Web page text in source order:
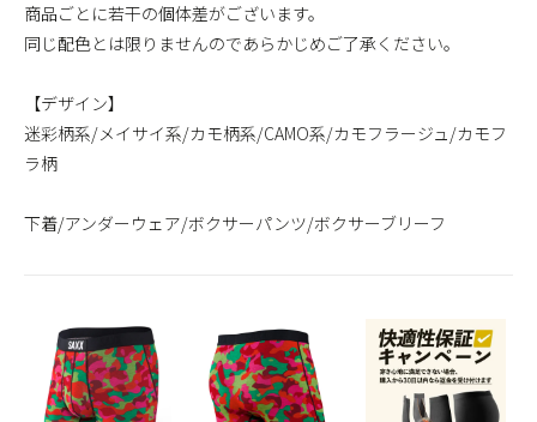
商品ごとに若干の個体差がございます。
同じ配色とは限りませんのであらかじめご了承ください。
【デザイン】
迷彩柄系/メイサイ系/カモ柄系/CAMO系/カモフラージュ/カモフ
ラ柄
下着/アンダーウェア/ボクサーパンツ/ボクサーブリーフ